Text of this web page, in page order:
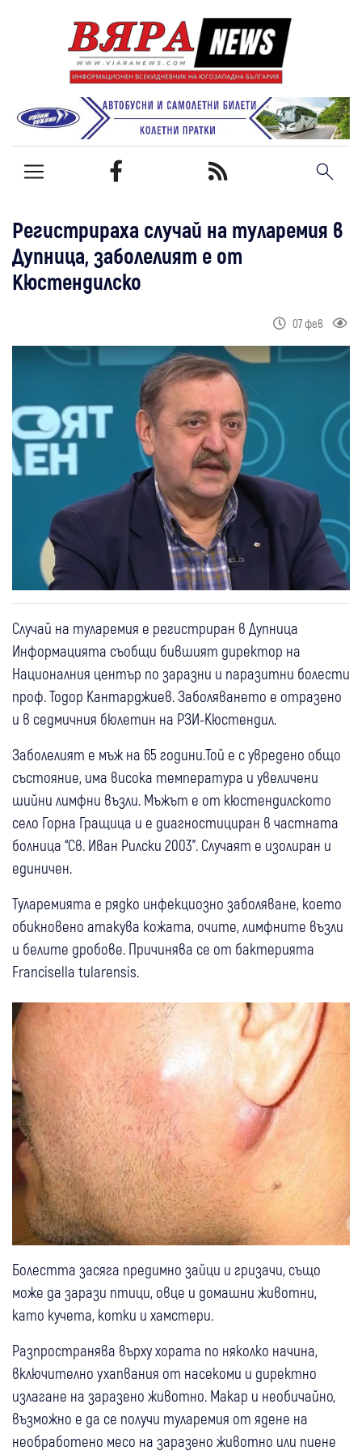
Регистрираха случай на туларемия в
Дупница, заболелият е от
Кюстендилско
07 фев
Случай на туларемия е регистриран в Дупница
Информацията съобщи бившият директор на
Националния център по заразни и паразитни болести
проф. Тодор Кантарджиев. Заболяването е отразено
и в седмичния бюлетин на РЗИ-Кюстендил.
Заболелият е мъж на 65 години.Той е с увредено общо
състояние, има висока температура и увеличени
шийни лимфни възли. Мъжът е от кюстендилското
село Горна Гращица и е диагностициран в частната
болница “Св. Иван Рилски 2003”. Случаят е изолиран и
единичен.
Туларемията е рядко инфекциозно заболяване, което
обикновено атакува кожата, очите, лимфните възли
и белите дробове. Причинява се от бактерията
Francisella tularensis.
Болестта засяга предимно зайци и гризачи, също
може да зарази птици, овце и домашни животни,
като кучета, котки и хамстери.
Разпространява върху хората по няколко начина,
включително ухапвания от насекоми и директно
излагане на заразено животно. Макар и необичайно,
възможно е да се получи туларемия от ядене на
необработено месо на заразено животно или пиене